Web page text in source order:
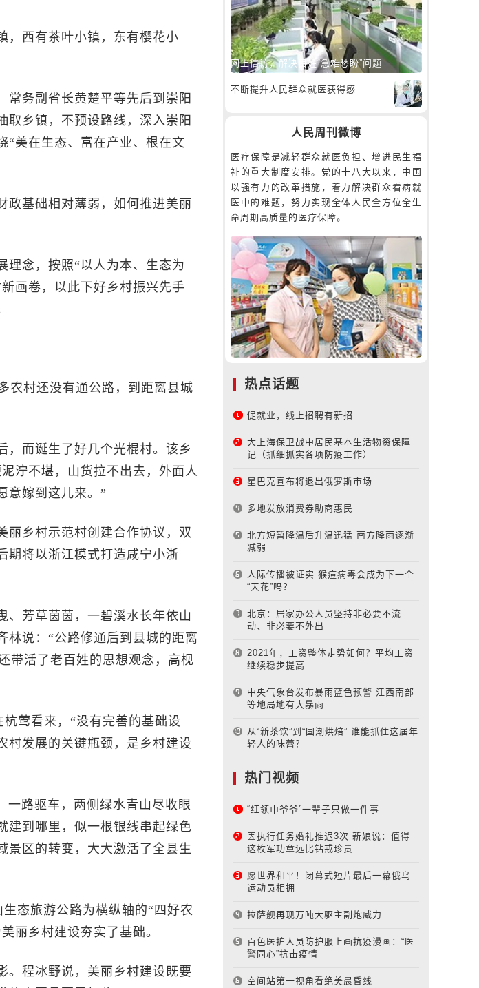
西有茶叶小镇，东有樱花小
务副省长黄楚平等先后到崇阳
取乡镇，不预设路线，深入崇阳
“美在生态、富在产业、根在文
基础相对薄弱，如何推进美丽
念，按照“以人为本、生态为
画卷，以此下好乡村振兴先手
村还没有通公路，到距离县城
而诞生了好几个光棍村。该乡
泞不堪，山货拉不出去，外面人
意嫁到这儿来。”
乡村示范村创建合作协议，双
期将以浙江模式打造咸宁小浙
芳草茵茵，一碧溪水长年依山
林说：“公路修通后到县城的距离
带活了老百姓的思想观念，高枧
莺看来，“没有完善的基础设
村发展的关键瓶颈，是乡村建设
路驱车，两侧绿水青山尽收眼
建到哪里，似一根银线串起绿色
景区的转变，大大激活了全县生
态旅游公路为横纵轴的“四好农
丽乡村建设夯实了基础。
程冰野说，美丽乡村建设既要
网上信访，解决百姓“急难愁盼”问题
不断提升人民群众就医获得感
人民周刊微博
医疗保障是减轻群众就医负担、增进民生福
祉的重大制度安排。党的十八大以来，中国
以强有力的改革措施，着力解决群众看病就
医中的难题，努力实现全体人民全方位全生
命周期高质量的医疗保障。
热点话题
促就业，线上招聘有新招
大上海保卫战中居民基本生活物资保障
记（抓细抓实各项防疫工作）
星巴克宣布将退出俄罗斯市场
多地发放消费券助商惠民
北方短暂降温后升温迅猛 南方降雨逐渐
减弱
人际传播被证实 猴痘病毒会成为下一个
“天花”吗？
北京：居家办公人员坚持非必要不流
动、非必要不外出
2021年，工资整体走势如何？平均工资
继续稳步提高
中央气象台发布暴雨蓝色预警 江西南部
等地局地有大暴雨
从“新茶饮”到“国潮烘焙” 谁能抓住这届年
轻人的味蕾？
热门视频
“红领巾爷爷”一辈子只做一件事
因执行任务婚礼推迟3次 新娘说：值得
这枚军功章远比钻戒珍贵
愿世界和平！闭幕式短片最后一幕俄乌
运动员相拥
拉萨舰再现万吨大驱主副炮威力
百色医护人员防护服上画抗疫漫画：“医
警同心”抗击疫情
空间站第一视角看绝美晨昏线